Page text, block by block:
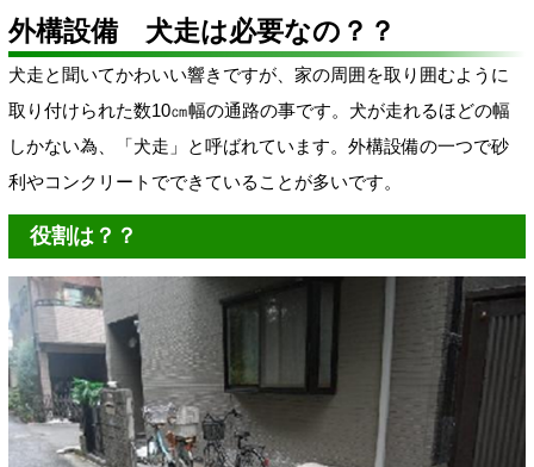
外構設備 犬走は必要なの？？
犬走と聞いてかわいい響きですが、 家の周囲を取り囲むように
取り付けられた数10㎝幅の通路の事です。犬が走れるほどの幅
しかない為、「犬走」と呼ばれています。外構設備の一つで砂
利やコンクリートでできていることが多いです。
役割は？？